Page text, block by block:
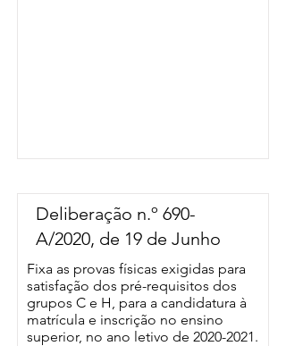
Deliberação n.º 690-
A/2020, de 19 de Junho
Fixa as provas físicas exigidas para
satisfação dos pré-requisitos dos
grupos C e H, para a candidatura à
matrícula e inscrição no ensino
superior, no ano letivo de 2020-2021.